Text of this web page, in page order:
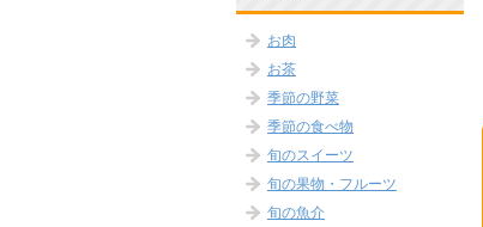
お肉
お茶
季節の野菜
季節の食べ物
旬のスイーツ
旬の果物・フルーツ
旬の魚介